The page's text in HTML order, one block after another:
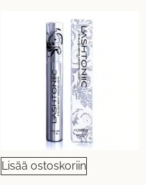
Lisää ostoskoriin